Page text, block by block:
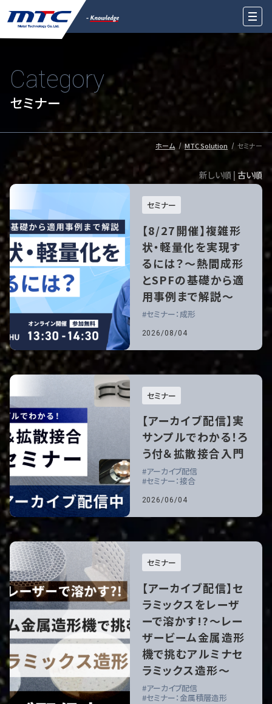
Category
セミナー
ホーム MTC Solution セミナー
新しい順 | 古い順
セミナー
【8/27開催】複雑形
状・軽量化を実現す
るには？～熱間成形
とSPFの基礎から適
用事例まで解説～
セミナー：成形
2026/08/04
セミナー
【アーカイブ配信】実
サンプルでわかる！ろ
う付＆拡散接合入門
アーカイブ配信
セミナー：接合
2026/06/04
セミナー
【アーカイブ配信】セ
ラミックスをレーザ
ーで溶かす!?～レー
ザービーム金属造形
機で挑むアルミナセ
ラミックス造形～
アーカイブ配信
セミナー：金属積層造形